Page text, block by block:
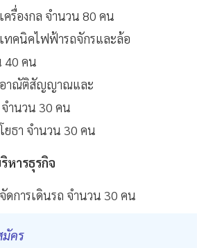
ครื่องกล จำนวน 80 คน
เทคนิคไฟฟ้ารถจักรและล้อ
40 คน
อาณัติสัญญาณและ
ำนวน 30 คน
ยธา จำนวน 30 คน
หารธุรกิจ
ดการเดินรถ จำนวน 30 คน
คร